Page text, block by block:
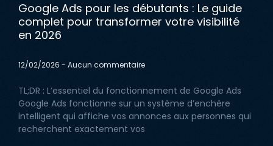
Google Ads pour les débutants : Le guide
complet pour transformer votre visibilité
en 2026
12/02/2026 Aucun commentaire
TL;DR : L’essentiel du fonctionnement de Google Ads
Google Ads fonctionne sur un système d’enchère
intelligent qui affiche vos annonces aux personnes qui
recherchent exactement vos